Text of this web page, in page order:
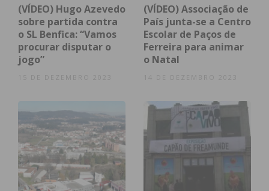
Imediato
Assine nossa newsletter por e-mail e
Eu li e concordo com os
termos e
condições
(VÍDEO) Hugo Azevedo
sobre partida contra
o SL Benfica: “Vamos
procurar disputar o
jogo”
(VÍDEO) Associação de
País junta-se a Centro
Escolar de Paços de
Ferreira para animar
o Natal
14 DE DEZEMBRO 2023